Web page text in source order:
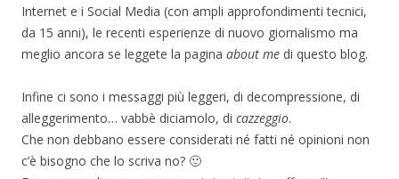
Internet e i Social Media (con ampli approfondimenti tecnici,
da 15 anni), le recenti esperienze di nuovo giornalismo ma
meglio ancora se leggete la pagina about me di questo blog.
Infine ci sono i messaggi più leggeri, di decompressione, di
alleggerimento… vabbè diciamolo, di cazzeggio.
Che non debbano essere considerati né fatti né opinioni non
c’è bisogno che lo scriva no? 🙂